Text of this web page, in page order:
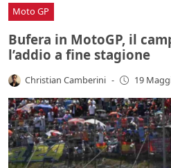
Moto GP
Bufera in MotoGP, il
l’addio a fine stagione
Christian Camberini - 19